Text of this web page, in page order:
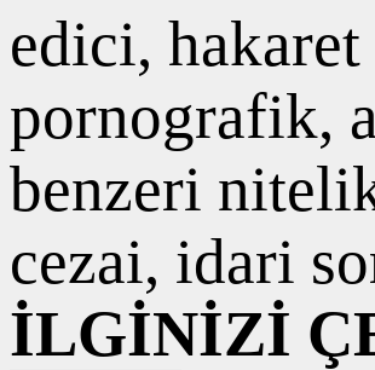
edici, hakaret
pornografik,
benzeri
cezai, idari
İLGİNİZİ